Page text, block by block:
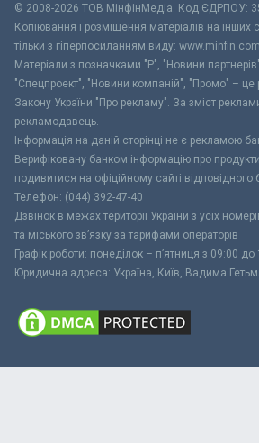
© 2008-2026 ТОВ МiнфiнМедiа. Код ЄДРПОУ:
Копіювання і розміщення матеріалів на інших
тільки з гіперпосиланням виду:
Матеріали з позначками "Р", "Новини
"Спецпроект", "Новини компаній", "Промо" – це
Закону України "Про рекламу". За зміст
рекламодавець.
Інформація на даній сторінці не є рекламою
Верифіковану банком інформацію про
подивитися на офіційному сайті відповідного
Телефон: (044) 392-47-40
Дзвінок в межах території України з усіх
та міського зв’язку за тарифами операторів
Графік роботи: понеділок – п’ятниця з 09:00 до
Юридична адреса: Україна, Київ, Вадима